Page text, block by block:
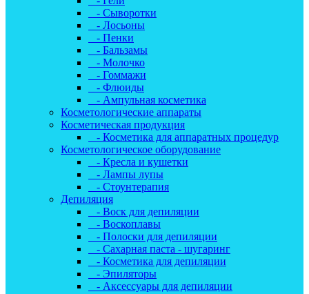
- Сыворотки
- Лосьоны
- Пенки
- Бальзамы
- Молочко
- Гоммажи
- Флюиды
- Ампульная косметика
Косметологические аппараты
Косметическая продукция
- Косметика для аппаратных процедур
Косметологическое оборудование
- Кресла и кушетки
- Лампы лупы
- Стоунтерапия
Депиляция
- Воск для депиляции
- Воскоплавы
- Полоски для депиляции
- Сахарная паста - шугаринг
- Косметика для депиляции
- Эпиляторы
- Аксессуары для депиляции